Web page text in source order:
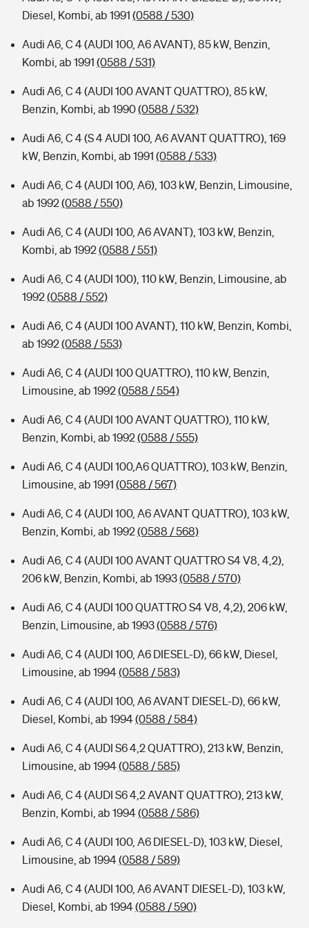
Diesel, Kombi, ab 1991 (0588 / 530)
Audi A6, C 4 (AUDI 100, A6 AVANT), 85 kW, Benzin,
Kombi, ab 1991 (0588 / 531)
Audi A6, C 4 (AUDI 100 AVANT QUATTRO), 85 kW,
Benzin, Kombi, ab 1990(0588 / 532)
Audi A6, C 4 (S 4 AUDI 100, A6 AVANT QUATTRO), 169
kW, Benzin, Kombi, ab 1991 (0588 / 533)
Audi A6, C 4 (AUDI 100, A6), 103 kW, Benzin, Limousine,
ab 1992(0588 / 550)
Audi A6, C 4 (AUDI 100, A6 AVANT), 103 kW, Benzin,
Kombi, ab 1992(0588 / 551)
Audi A6, C 4 (AUDI 100), 110 kW, Benzin, Limousine, ab
1992(0588 / 552)
Audi A6, C 4 (AUDI 100 AVANT), 110 kW, Benzin, Kombi,
ab 1992(0588 / 553)
Audi A6, C 4 (AUDI 100 QUATTRO), 110 kW, Benzin,
Limousine, ab 1992(0588 / 554)
Audi A6, C 4 (AUDI 100 AVANT QUATTRO), 110 kW,
Benzin, Kombi, ab 1992(0588 / 555)
Audi A6, C 4 (AUDI 100,A6 QUATTRO), 103 kW, Benzin,
Limousine, ab 1991 (0588 / 567)
Audi A6, C 4 (AUDI 100, A6 AVANT QUATTRO), 103 kW,
Benzin, Kombi, ab 1992(0588 / 568)
Audi A6, C 4 (AUDI 100 AVANT QUATTRO S4 V8, 4,2),
206 kW, Benzin, Kombi, ab 1993(0588 / 570)
Audi A6, C 4 (AUDI 100 QUATTRO S4 V8, 4,2), 206 kW,
Benzin, Limousine, ab 1993(0588 / 576)
Audi A6, C 4 (AUDI 100, A6 DIESEL-D), 66 kW, Diesel,
Limousine, ab 1994(0588 / 583)
Audi A6, C 4 (AUDI 100, A6 AVANT DIESEL-D), 66 kW,
Diesel, Kombi, ab 1994(0588 / 584)
Audi A6, C 4 (AUDI S6 4,2 QUATTRO), 213 kW, Benzin,
Limousine, ab 1994(0588 / 585)
Audi A6, C 4 (AUDI S6 4,2 AVANT QUATTRO), 213 kW,
Benzin, Kombi, ab 1994(0588 / 586)
Audi A6, C 4 (AUDI 100, A6 DIESEL-D), 103 kW, Diesel,
Limousine, ab 1994(0588 / 589)
Audi A6, C 4 (AUDI 100, A6 AVANT DIESEL-D), 103 kW,
Diesel, Kombi, ab 1994(0588 / 590)